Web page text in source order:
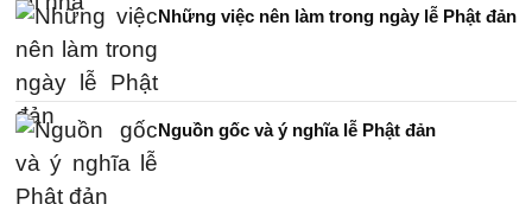
Những việc nên làm trong ngày lễ Phật đản
Nguồn gốc và ý nghĩa lễ Phật đản